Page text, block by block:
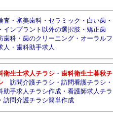
査 ・ 審美歯科・ セラミック ・ 白い歯・
・ インプラント以外の選択肢 ・ 矯正歯
歯科・ 歯のクリーニング・ オーラルフ
人 ・ 歯科助手求人
衛生士求人チラシ・ 歯科衛生士暮秋チ
訪問介護チラシ ・ 訪問看護チラシ ・
助手求人チラシ作成・ 看護師求人チラ
・ 訪問介護チラシ簡単作成